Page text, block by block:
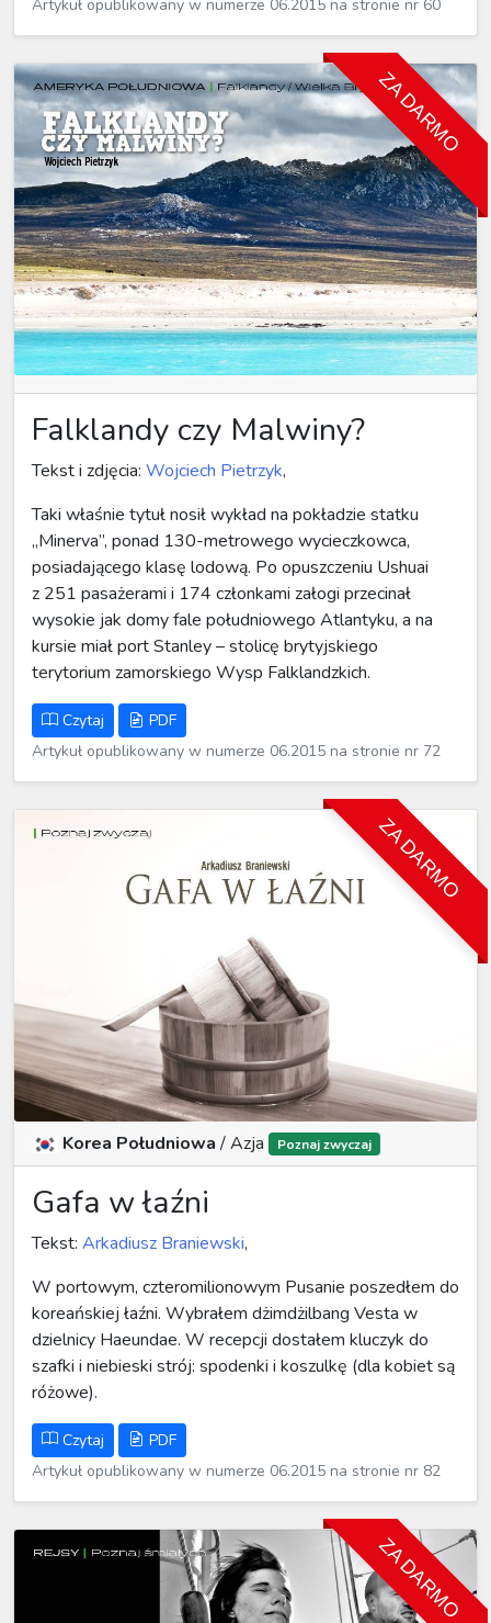
Artykuł opublikowany w numerze 06.2015 na stronie nr 60
ZA DARMO
Falklandy czy Malwiny?
Tekst i zdjęcia: Wojciech Pietrzyk,
Taki właśnie tytuł nosił wykład na pokładzie statku
„Minerva”, ponad 130-metrowego wycieczkowca,
posiadającego klasę lodową. Po opuszczeniu Ushuai
z 251 pasażerami i 174 członkami załogi przecinał
wysokie jak domy fale południowego Atlantyku, a na
kursie miał port Stanley – stolicę brytyjskiego
terytorium zamorskiego Wysp Falklandzkich.
Czytaj
PDF
Artykuł opublikowany w numerze 06.2015 na stronie nr 72
ZA DARMO
Korea Południowa/Azja Poznaj zwyczaj
Gafa w łaźni
Tekst: Arkadiusz Braniewski,
W portowym, czteromilionowym Pusanie poszedłem do
koreańskiej łaźni. Wybrałem dżimdżilbang Vesta w
dzielnicy Haeundae. W recepcji dostałem kluczyk do
szafki i niebieski strój: spodenki i koszulkę (dla kobiet są
różowe).
Czytaj
PDF
Artykuł opublikowany w numerze 06.2015 na stronie nr 82
ZA DARMO